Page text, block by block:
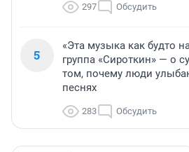
297 Обсудить
5
«Эта музыка как будто
группа «Сироткин» — о
том, почему люди
песнях
283 Обсудить